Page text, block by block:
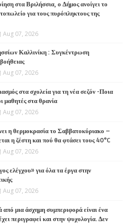
στα Βριλήσσια, ο Δήμος ανοίγει το
για τους πυρόπληκτους της
Aug 07, 2026
Καλλινίκη : Συγκέντρωση
Aug 07, 2026
στα σχολεία για τη νέα σεζόν -Ποια
μαθητές στα θρανία
Aug 07, 2026
η θερμοκρασία το Σαββατοκύριακο –
η ζέστη και πού θα φτάσει τους 40°C
Aug 07, 2026
ελέγχου» για όλα τα έργα στην
Aug 07, 2026
μια άσχημη συμπεριφορά είναι ένα
περιγραφεί και στην ψυχολογία. Δεν